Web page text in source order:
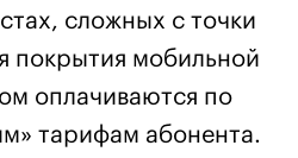
сложных с точки
покрытия мобильной
оплачиваются по
тарифам абонента.